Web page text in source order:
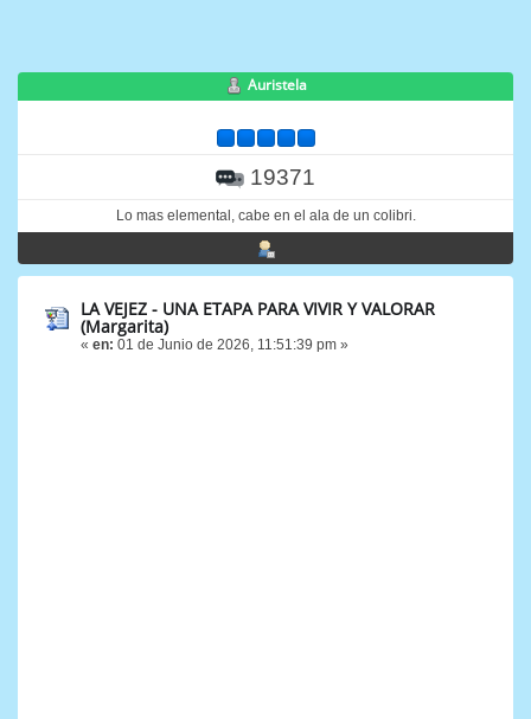
Auristela
19371
Lo mas elemental, cabe en el ala de un colibri.
LA VEJEZ - UNA ETAPA PARA VIVIR Y VALORAR
(Margarita)
« en: 01 de Junio de 2026, 11:51:39 pm »